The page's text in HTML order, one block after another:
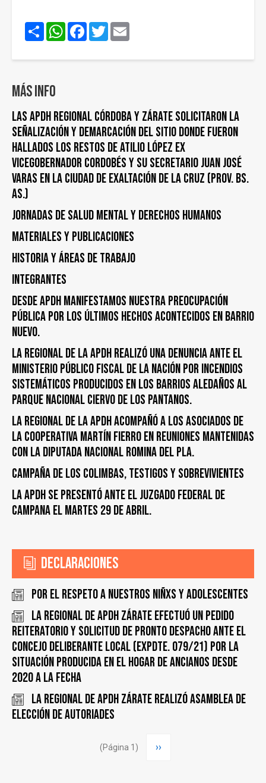
ShareWhatsApp
Facebook
Twitter
Más info
LAS APDH REGIONAL CÓRDOBA Y ZÁRATE SOLICITARON LA
SEÑALIZACIÓN Y DEMARCACIÓN DEL SITIO DONDE FUERON
HALLADOS LOS RESTOS DE ATILIO LÓPEZ EX
VICEGOBERNADOR CORDOBÉS Y SU SECRETARIO JUAN JOSÉ
VARAS EN LA CIUDAD DE EXALTACIÓN DE LA CRUZ (PROV. BS.
AS.)
Jornadas de Salud Mental y Derechos Humanos
Materiales y publicaciones
Historia y áreas de trabajo
Integrantes
DESDE APDH MANIFESTAMOS NUESTRA PREOCUPACIÓN
PÚBLICA POR LOS ÚLTIMOS HECHOS ACONTECIDOS EN BARRIO
NUEVO.
LA REGIONAL DE LA APDH REALIZÓ UNA DENUNCIA ANTE EL
MINISTERIO PÚBLICO FISCAL DE LA NACIÓN POR INCENDIOS
SISTEMÁTICOS PRODUCIDOS EN LOS BARRIOS ALEDAÑOS AL
PARQUE NACIONAL CIERVO DE LOS PANTANOS.
LA REGIONAL DE LA APDH ACOMPAÑÓ A LOS ASOCIADOS DE
LA COOPERATIVA MARTÍN FIERRO EN REUNIONES MANTENIDAS
CON LA DIPUTADA NACIONAL ROMINA DEL PLA.
CAMPAÑA DE LOS COLIMBAS, TESTIGOS y SOBREVIVIENTES
LA APDH SE PRESENTÓ ANTE EL JUZGADO FEDERAL DE
CAMPANA EL MARTES 29 DE ABRIL.
Declaraciones
Por el respeto a nuestros Niñxs y adolescentes
LA REGIONAL DE APDH ZÁRATE EFECTUÓ UN PEDIDO
REITERATORIO Y SOLICITUD DE PRONTO DESPACHO ANTE EL
CONCEJO DELIBERANTE LOCAL (EXPDTE. 079/21) POR LA
SITUACIÓN PRODUCIDA EN EL HOGAR DE ANCIANOS DESDE
2020 A LA FECHA
LA REGIONAL DE APDH ZÁRATE REALIZÓ ASAMBLEA DE
ELECCIÓN DE AUTORIADES
(Página 1)
Siguiente
››